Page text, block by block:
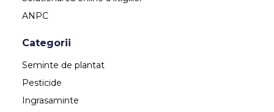
ANPC
Categorii
Seminte de plantat
Pesticide
Ingrasaminte